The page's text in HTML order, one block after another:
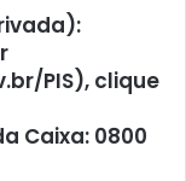
PIS), clique
Caixa: 0800